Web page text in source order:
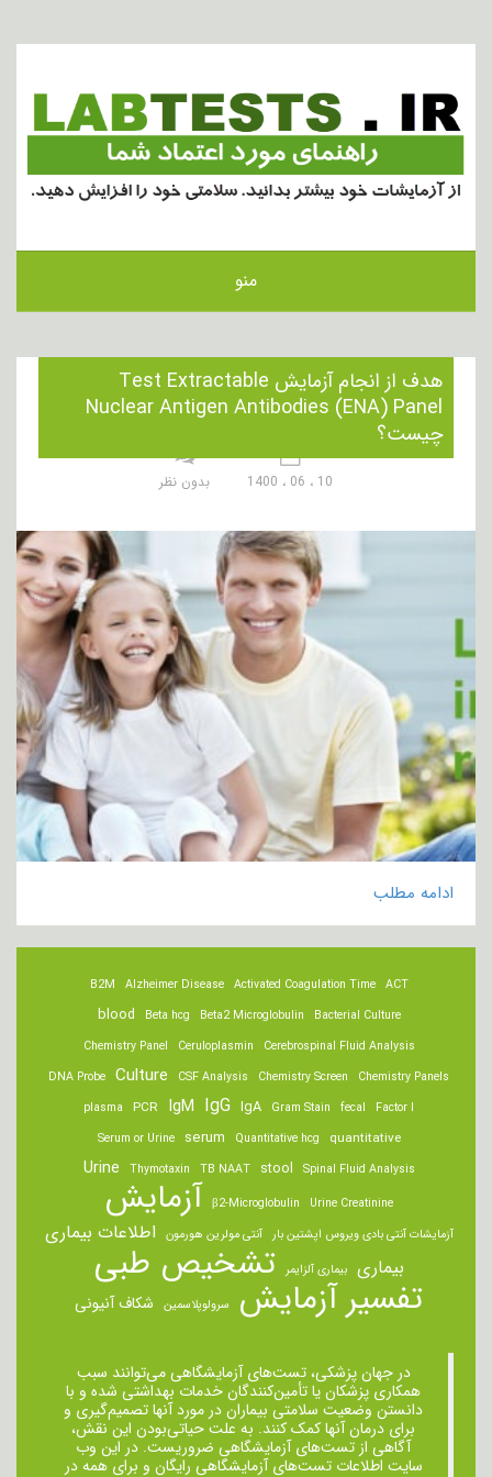
منو
هدف از انجام آزمایش Test Extractable
Nuclear Antigen Antibodies (ENA) Panel
چیست؟
10 ، 06 ، 1400 بدون نظر
ادامه مطلب
ACT
Activated Coagulation Time
Alzheimer Disease
B2M
Bacterial Culture
Beta2 Microglobulin
Beta hcg
blood
Cerebrospinal Fluid Analysis
Ceruloplasmin
Chemistry Panel
Chemistry Panels
Chemistry Screen
CSF Analysis
Culture
DNA Probe
Factor I
fecal
Gram Stain
IgA
IgG
IgM
PCR
plasma
quantitative
Quantitative hcg
serum
Serum or Urine
Spinal Fluid Analysis
stool
TB NAAT
Thymotaxin
Urine
Urine Creatinine
β2-Microglobulin آزمایش
آزمایشات آنتی بادی ویروس اپشتین بار آنتی مولرین هورمون اطلاعات بیماری
بیماری بیماری آلزایمر تشخیص طبی
تفسیر آزمایش سرولوپلاسمین شکاف آنیونی
در جهان پزشکی، تست‌های آزمایشگاهی می‌توانند سبب
همکاری پزشکان یا تأمین‌کنندگان خدمات بهداشتی شده و با
دانستن وضعیت سلامتی بیماران در مورد آنها تصمیم‌گیری و
برای درمان ‌آنها کمک کنند. به علت حیاتی‌بودن این نقش،
آگاهی از تست‌های آزمایشگاهی ضروریست. در این وب
سایت اطلاعات تست‌های آزمایشگاهی رایگان و برای همه در